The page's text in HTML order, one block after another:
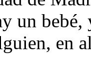
un
en